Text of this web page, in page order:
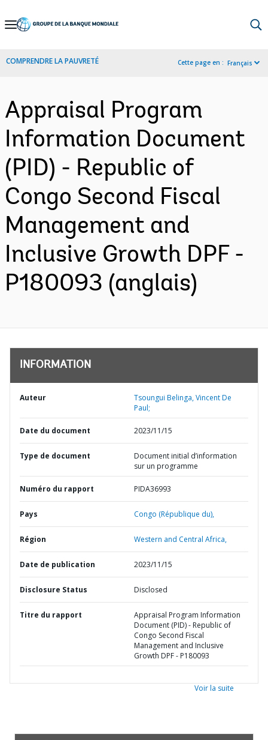
Skip
Navigation
COMPRENDRE LA PAUVRETÉ Cette page en : Français
Appraisal Program
Information Document
(PID) - Republic of
Congo Second Fiscal
Management and
Inclusive Growth DPF -
P180093 (anglais)
INFORMATION
Auteur
Tsoungui Belinga, Vincent De
Paul;
Date du document 2023/11/15
Type de document
Document initial d’information
sur un programme
Numéro du rapport PIDA36993
Pays Congo (République du),
Région Western and Central Africa,
Date de publication 2023/11/15
Disclosure Status Disclosed
Titre du rapport
Appraisal Program Information
Document (PID) - Republic of
Congo Second Fiscal
Management and Inclusive
Growth DPF - P180093
Voir la suite